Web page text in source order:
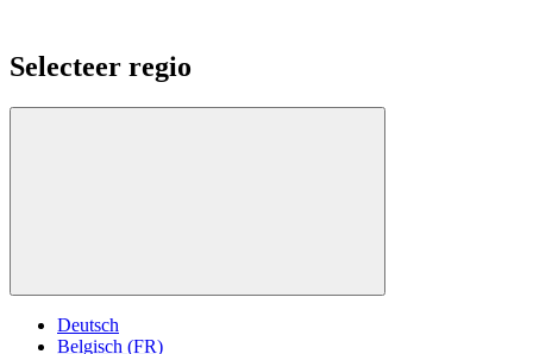
Selecteer regio
Deutsch
Belgisch (FR)